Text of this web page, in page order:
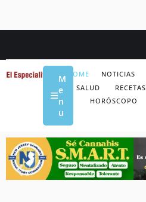
HOME NOTICIAS
SALUD
RECETAS
HORÓSCOPO
M
e
n
u